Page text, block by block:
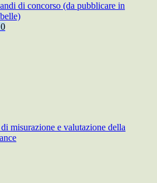
di concorso (da pubblicare in
di misurazione e valutazione della